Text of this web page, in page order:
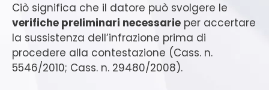
Ciò significa che il datore può svolgere le
verifiche preliminari necessarie per accertare
la sussistenza dell’infrazione prima di
procedere alla contestazione (Cass. n.
5546/2010; Cass. n. 29480/2008).